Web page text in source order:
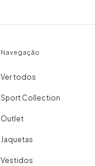
Navegação
Ver todos
Sport Collection
Outlet
Jaquetas
Vestidos